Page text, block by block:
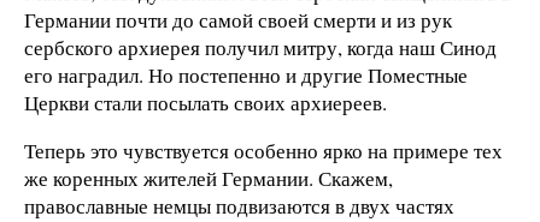
Германии почти до самой своей смерти и из рук
сербского архиерея получил митру, когда наш Синод
его наградил. Но постепенно и другие Поместные
Церкви стали посылать своих архиереев.
Теперь это чувствуется особенно ярко на примере тех
же коренных жителей Германии. Скажем,
православные немцы подвизаются в двух частях